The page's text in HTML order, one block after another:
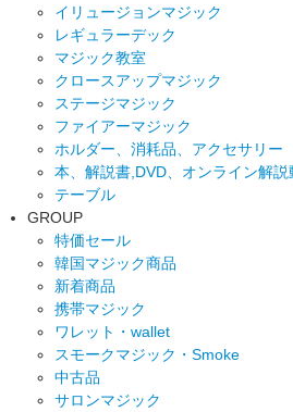
イリュージョンマジック
レギュラーデック
マジック教室
クロースアップマジック
ステージマジック
ファイアーマジック
ホルダー、消耗品、ア
本、解説書,DVD、オンライン解説
テーブル
GROUP
特価セール
韓国マジック商品
新着商品
携帯マジック
ワレット・wallet
スモークマジック・Smoke
中古品
サロンマジック